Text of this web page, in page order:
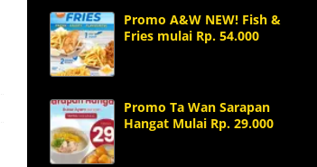
Promo A&W NEW! Fish &
Fries mulai Rp. 54.000
Promo Ta Wan Sarapan
Hangat Mulai Rp. 29.000